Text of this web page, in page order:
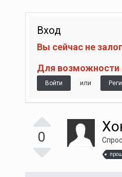
Вход
Вы сейчас не
Для возможности
Войти или
0